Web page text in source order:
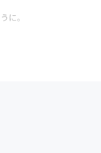
に。
受けながら勉強をしてい
とです。その為に独学での
きます。